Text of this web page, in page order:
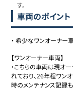
す。
車両のポイント
・希少なワンオーナー
【ワンオーナー車両】
・こちらの車両は現オ
れており、26年程ワン
時のメンテナンス記録